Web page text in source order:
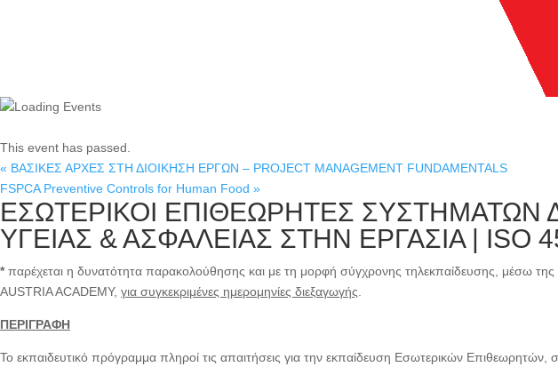
This event has passed.
« ΒΑΣΙΚΕΣ ΑΡΧΕΣ ΣΤΗ ΔΙΟΙΚΗΣΗ ΕΡΓΩΝ – PROJECT MANAGEMENT FUNDAMENTALS
FSPCA Preventive Controls for Human Food »
ΕΣΩΤΕΡΙΚΟΙ ΕΠΙΘΕΩΡΗΤΕΣ ΣΥΣΤΗΜΑΤΩΝ
ΥΓΕΙΑΣ & ΑΣΦΑΛΕΙΑΣ ΣΤΗΝ ΕΡΓΑΣΙΑ | ISO
*παρέχεται η δυνατότητα παρακολούθησης και με τη μορφή σύγχρονης τηλεκπαίδευσης, μέσω
AUSTRIA ACADEMY, για συγκεκριμένες ημερομηνίες διεξαγωγής
ΠΕΡΙΓΡΑΦΗ
Το εκπαιδευτικό πρόγραμμα πληροί τις απαιτήσεις για την εκπαίδευση Εσωτερικών